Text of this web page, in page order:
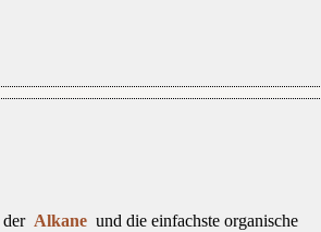
der Alkane und die einfachste organische